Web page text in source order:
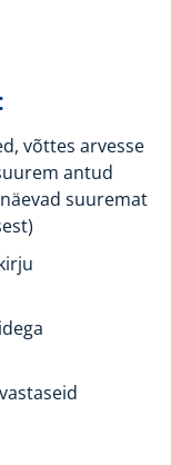
võttes arvesse
antud
suuremat